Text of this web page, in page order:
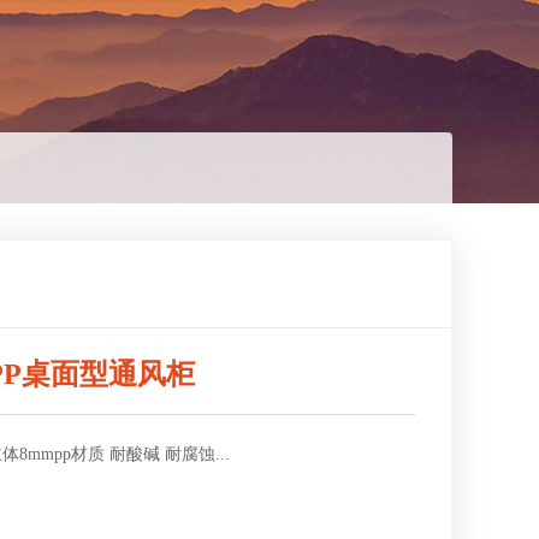
桌面型通风柜
8mmpp材质 耐酸碱 耐腐蚀...